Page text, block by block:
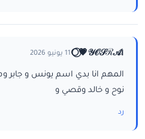
ا𝒴𝒪𝒮ℛ𝒜💗⃝🌕 11 يونيو 2026
المهم انا بدي اسم يونس و جابر
نوح و خالد وقصي و
رد